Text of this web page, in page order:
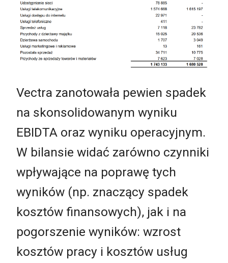
Vectra zanotowała pewien spadek
na skonsolidowanym wyniku
EBIDTA oraz wyniku operacyjnym.
W bilansie widać zarówno czynniki
wpływające na poprawę tych
wyników (np. znaczący spadek
kosztów finansowych), jak i na
pogorszenie wyników: wzrost
kosztów pracy i kosztów usług